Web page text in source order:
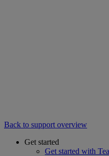
Back to support overview
Get started
Get started with